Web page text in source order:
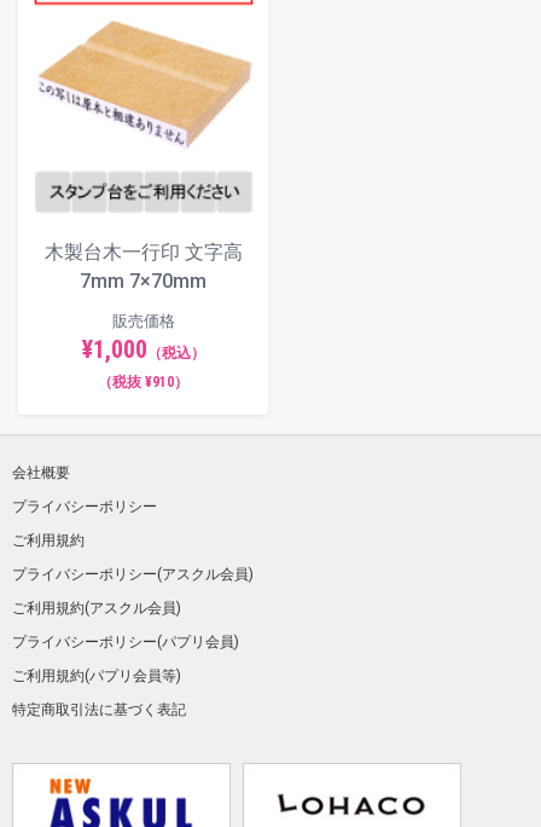
木製台木一行印 文字高
7mm 7×70mm
販売価格
¥1,000 （税込）
（税抜 ¥910）
会社概要
プライバシーポリシー
ご利用規約
プライバシーポリシー(アスクル会員)
ご利用規約(アスクル会員)
プライバシーポリシー(パプリ会員)
ご利用規約(パプリ会員等)
特定商取引法に基づく表記